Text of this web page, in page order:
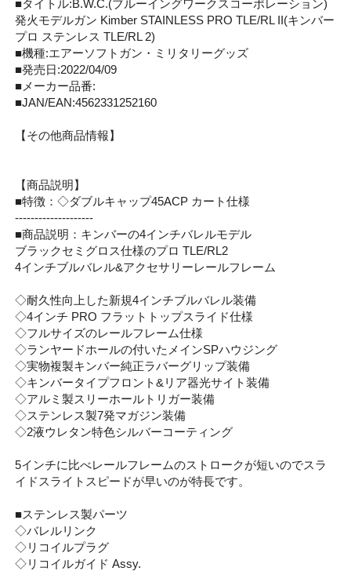
■タイトル:B.W.C.(ブルーイングワークスコーポレーション)
発火モデルガン Kimber STAINLESS PRO TLE/RL II(キンバー
プロ ステンレス TLE/RL 2)
■機種:エアーソフトガン・ミリタリーグッズ
■発売日:2022/04/09
■メーカー品番:
■JAN/EAN:4562331252160
【その他商品情報】
【商品説明】
■特徴：◇ダブルキャップ45ACP カート仕様
--------------------
■商品説明：キンバーの4インチバレルモデル
ブラックセミグロス仕様のプロ TLE/RL2
4インチブルバレル&アクセサリーレールフレーム
◇耐久性向上した新規4インチブルバレル装備
◇4インチ PRO フラットトップスライド仕様
◇フルサイズのレールフレーム仕様
◇ランヤードホールの付いたメインSPハウジング
◇実物複製キンバー純正ラバーグリップ装備
◇キンバータイプフロント&リア器光サイト装備
◇アルミ製スリーホールトリガー装備
◇ステンレス製7発マガジン装備
◇2液ウレタン特色シルバーコーティング
5インチに比べレールフレームのストロークが短いのでスラ
イドスライトスピードが早いのが特長です。
■ステンレス製パーツ
◇バレルリンク
◇リコイルプラグ
◇リコイルガイド Assy.